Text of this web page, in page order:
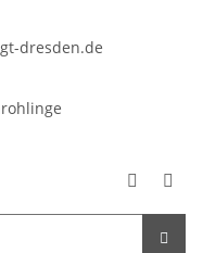
dresden.de